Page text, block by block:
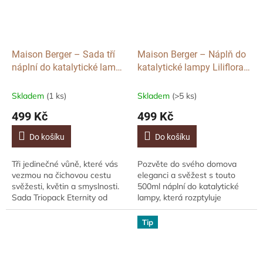
Maison Berger – Sada tří
náplní do katalytické lampy
Liliflora a Black Angelica,
Skladem (1 ks)
499 Kč
Do košíku
Tři jedinečné vůně, které vás
vezmou na čichovou cestu
svěžesti, květin a smyslnosti.
Sada Triopack Eternity od
Maison Berger Paris v sobě
Maison Berger – Náplň do
katalytické lampy Liliflora,
Skladem (>5 ks)
499 Kč
Do košíku
Pozvěte do svého domova
eleganci a svěžest s touto
500ml náplní do katalytické
lampy, která rozptyluje
svůdnou květinovou vůni
Liliflora. Tato vůně ztělesňující
ženskost a...
Tip